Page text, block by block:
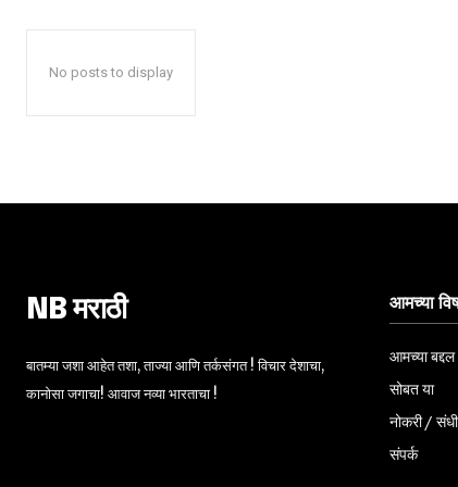
No posts to display
NB मराठी
बातम्या जशा आहेत तशा, ताज्या आणि तर्कसंगत ! विचार देशाचा,
कानोसा जगाचा! आवाज नव्या भारताचा !
आमच्या
आमच्या बद्दल
सोबत या
नोकरी / संधी
संपर्क